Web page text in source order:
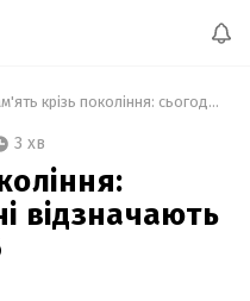
Пам'ять крізь покоління: сьогодні в Україні відзначають День Героїв 2026
3 хв
відзначають